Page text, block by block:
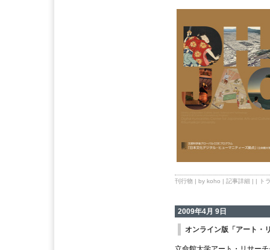
刊行物 | by koho | 記事詳細 | | ト
2009年4月 9日
オンライン版「アート・